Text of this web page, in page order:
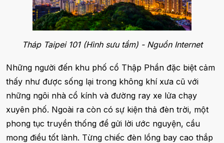
Tháp Taipei 101 (Hình sưu tầm) - Nguồn Internet
Những người đến khu phố cổ Thập Phần đặc biệt cảm
thấy như được sống lại trong không khí xưa cũ với
những ngôi nhà cổ kính và đường ray xe lửa chạy
xuyên phố. Ngoài ra còn có sự kiện thả đèn trời, một
phong tục truyền thống để gửi lời ước nguyện, cầu
mong điều tốt lành. Từng chiếc đèn lồng bay cao thắp